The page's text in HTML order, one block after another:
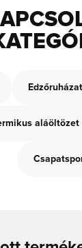
Edzőruházat
aláöltözet